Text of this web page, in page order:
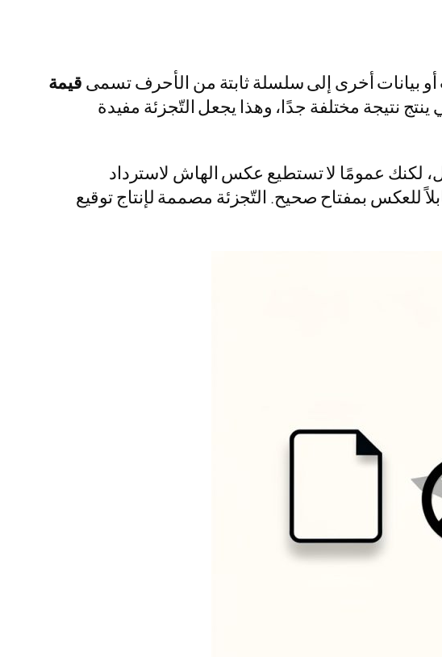
بيانات أخرى إلى سلسلة ثابتة من الأحرف تسمى قيمة
نتيجة مختلفة جدًا، وهذا يجعل التّجزئة مفيدة
لكنك عمومًا لا تستطيع عكس الهاش لاسترداد
للعكس بمفتاح صحيح. التّجزئة مصممة لإنتاج توقيع